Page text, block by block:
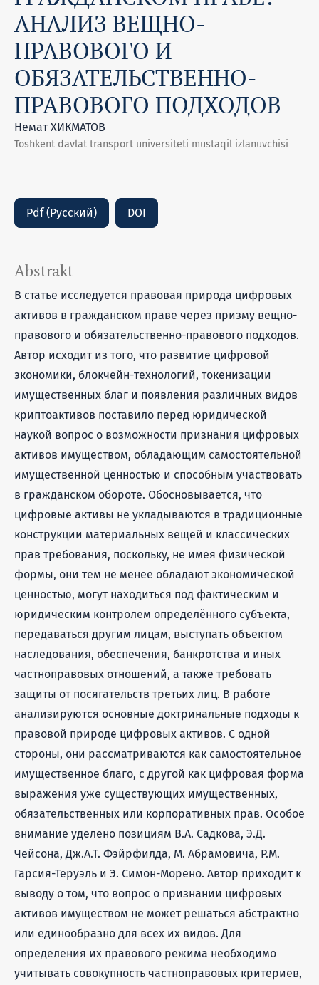
АНАЛИЗ ВЕЩНО-
ПРАВОВОГО И
ОБЯЗАТЕЛЬСТВЕННО-
ПРАВОВОГО ПОДХОДОВ
Немат ХИКМАТОВ
Toshkent davlat transport universiteti mustaqil izlanuvchisi
Pdf (Русский) DOI
Abstrakt
В статье исследуется правовая природа цифровых
активов в гражданском праве через призму вещно-
правового и обязательственно-правового подходов.
Автор исходит из того, что развитие цифровой
экономики, блокчейн-технологий, токенизации
имущественных благ и появления различных видов
криптоактивов поставило перед юридической
наукой вопрос о возможности признания цифровых
активов имуществом, обладающим самостоятельной
имущественной ценностью и способным участвовать
в гражданском обороте. Обосновывается, что
цифровые активы не укладываются в традиционные
конструкции материальных вещей и классических
прав требования, поскольку, не имея физической
формы, они тем не менее обладают экономической
ценностью, могут находиться под фактическим и
юридическим контролем определённого субъекта,
передаваться другим лицам, выступать объектом
наследования, обеспечения, банкротства и иных
частноправовых отношений, а также требовать
защиты от посягательств третьих лиц. В работе
анализируются основные доктринальные подходы к
правовой природе цифровых активов. С одной
стороны, они рассматриваются как самостоятельное
имущественное благо, с другой как цифровая форма
выражения уже существующих имущественных,
обязательственных или корпоративных прав. Особое
внимание уделено позициям В.А. Садкова, Э.Д.
Чейсона, Дж.А.Т. Фэйрфилда, М. Абрамовича, Р.М.
Гарсия-Теруэль и Э. Симон-Морено. Автор приходит к
выводу о том, что вопрос о признании цифровых
активов имуществом не может решаться абстрактно
или единообразно для всех их видов. Для
определения их правового режима необходимо
учитывать совокупность частноправовых критериев,